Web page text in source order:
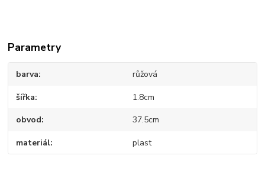
Parametry
barva růžová
šířka 1.8cm
obvod 37.5cm
materiál plast